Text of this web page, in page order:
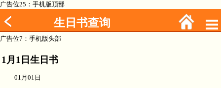
广告位25：手机版顶部
生日书查询
广告位7：手机版头部
1月1日生日书
01月01日